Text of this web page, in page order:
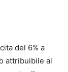
del 6% a
attribuibile al